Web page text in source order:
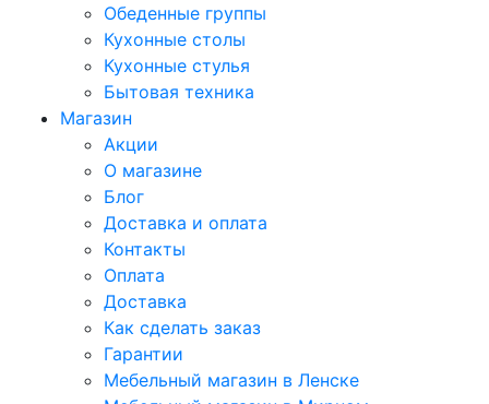
Обеденные группы
Кухонные столы
Кухонные стулья
Бытовая техника
Магазин
Акции
О магазине
Блог
Доставка и оплата
Контакты
Оплата
Доставка
Как сделать заказ
Гарантии
Мебельный магазин в Ленске